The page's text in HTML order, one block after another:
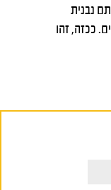
נבנית
ככזה, זהו